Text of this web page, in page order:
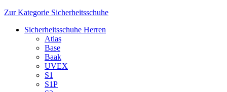
Zur Kategorie Sicherheitsschuhe
Sicherheitsschuhe Herren
Atlas
Base
Baak
UVEX
S1
S1P